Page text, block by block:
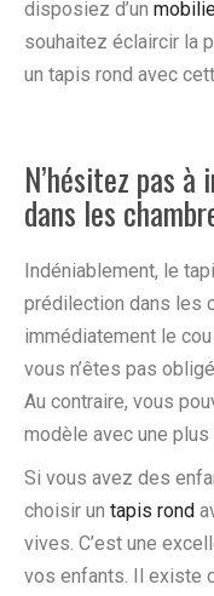
disposiez d’un
souhaitez éclaircir la
un tapis rond avec
N’hésitez pas
dans les
Indéniablement, le
prédilection dans les
immédiatement le
vous n’êtes pas
Au contraire, vous
modèle avec une plus
Si vous avez des
choisir un tapis rond
vives. C’est une
vos enfants. Il existe